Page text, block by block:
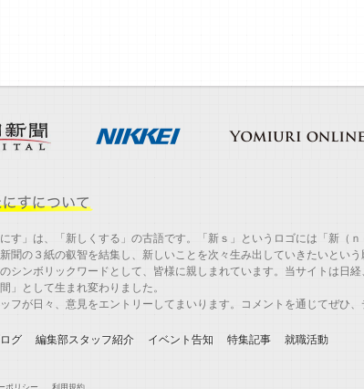
にす」は、「新しくする」の古語です。「新ｓ」というロゴには「新（
聞の３紙の叡智を結集し、新しいことを次々生み出していきたいとい
シンボリックワードとして、皆様に親しまれています。当サイトは日
間」として生まれ変わりました。
フが日々、意見をエントリーしてまいります。コメントを通じてぜひ、
グ 編集部スタッフ紹介 イベント告知 特集記事 就職活動
ポリシー 利用規約